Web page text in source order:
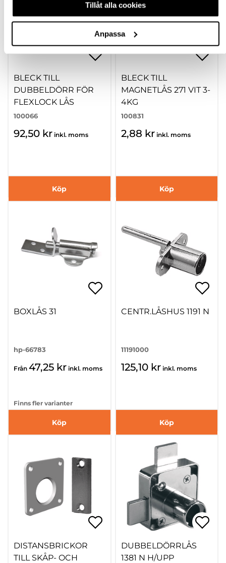
Tillåt alla cookies
Anpassa
BLECK TILL
DUBBELDÖRR FÖR
FLEXLOCK LÅS
100066
92,50 kr inkl. moms
Köp
BLECK TILL
MAGNETLÅS 271 VIT 3-
4KG
100831
2,88 kr inkl. moms
Köp
BOXLÅS 31
hp-66783
Från 47,25 kr inkl. moms
Finns fler varianter
Köp
CENTR.LÅSHUS 1191 N
11191000
125,10 kr inkl. moms
Köp
DISTANSBRICKOR
TILL SKÅP- OCH
DUBBELDÖRRLÅS
1381 N H/UPP